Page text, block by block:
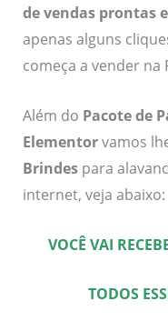
de vendas prontas
apenas alguns
começa a vender na
Além do Pacote de
Elementorvamos
Brindespara
internet, veja abaixo:
VOCÊ VAI
TODOS